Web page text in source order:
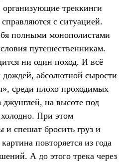
треккинги
с ситуацией.
полными монополистами
путешественникам.
ни один поход. И всё
абсолютной сырости
среди плохо проходимых
на высоте под
При этом
и спешат бросить груз и
повторяется из года
А до этого трека через